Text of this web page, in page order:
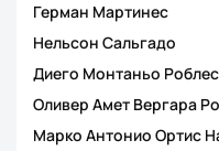
Герман Мартинес
Нельсон Сальгадо
Диего Монтаньо Роблес
Оливер Амет Вергара
Марко Антонио Ортис